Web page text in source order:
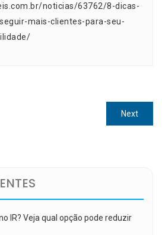
noticias/63762/8-dicas-
mais-clientes-para-seu-
NextNext
post:
IR? Veja qual opção pode reduzir